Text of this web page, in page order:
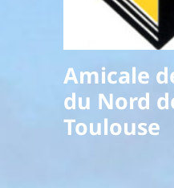
Amicale
du Nord
Toulouse